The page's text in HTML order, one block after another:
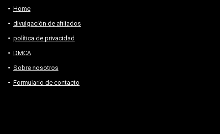
Home
divulgación de afiliados
política de privacidad
DMCA
Sobre nosotros
Formulario de contacto